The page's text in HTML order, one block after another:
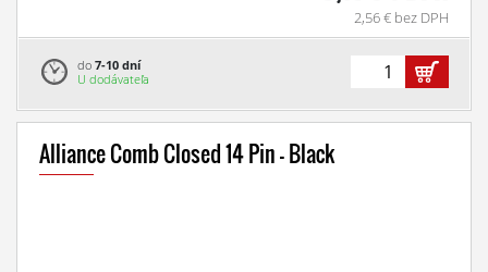
2,56 € bez DPH
do 7-10 dní
U dodávateľa
Alliance Comb Closed 14 Pin - Black